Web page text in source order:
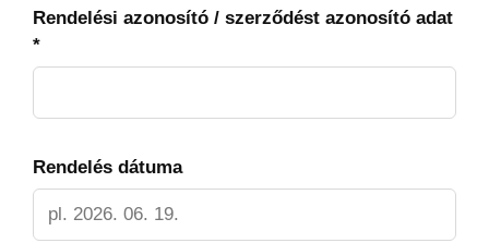
Rendelési azonosító / szerződést azonosító adat
*
Rendelés dátuma